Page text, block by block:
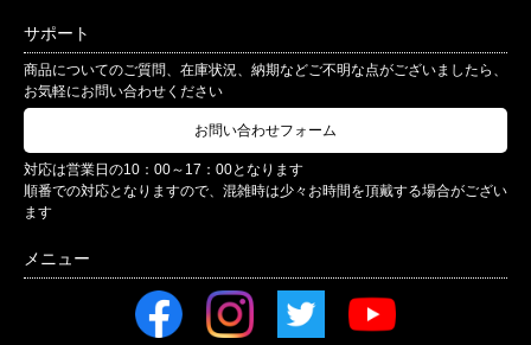
サポート
商品についてのご質問、在庫状況、納期などご不明な点がございましたら、
お気軽にお問い合わせください
お問い合わせフォーム
対応は営業日の10：00～17：00となります
順番での対応となりますので、混雑時は少々お時間を頂戴する場合がござい
ます